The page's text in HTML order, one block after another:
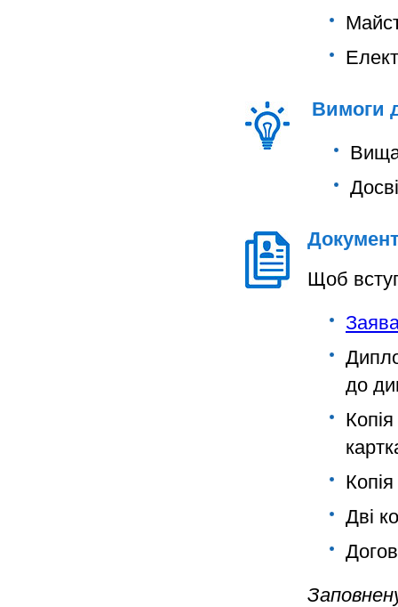
Вимоги
Вища
Щоб
до
Дві